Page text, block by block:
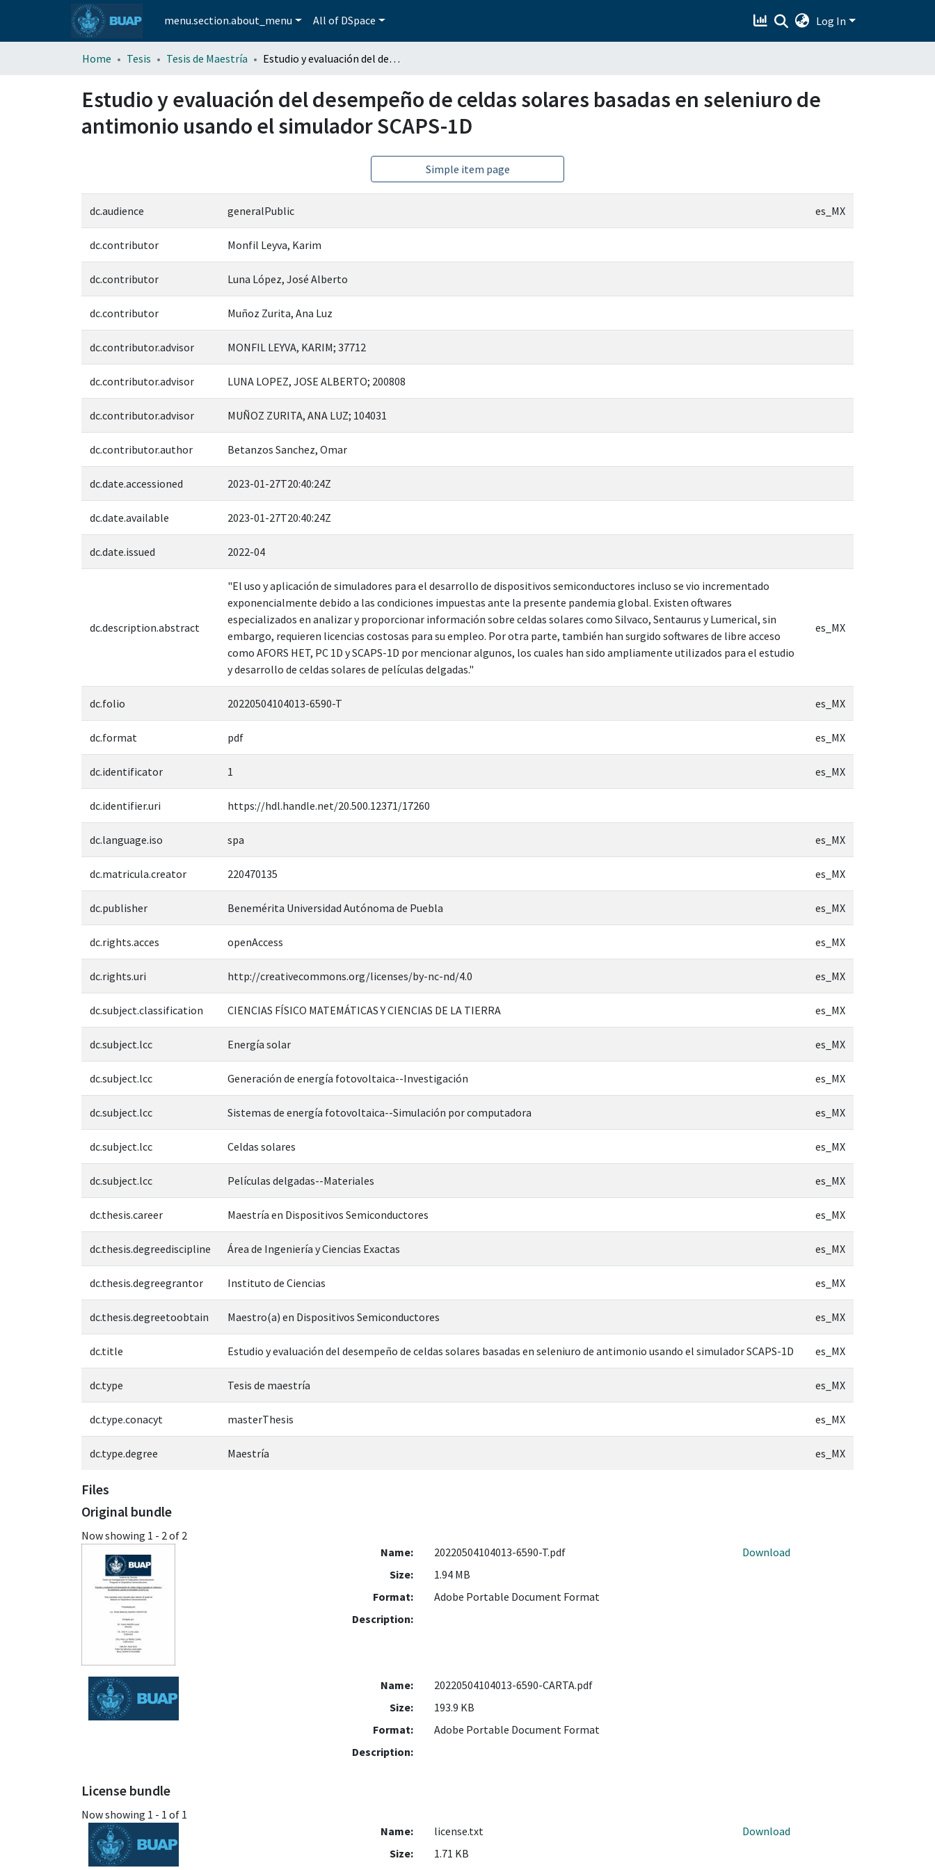
menu.section.about_menu All of DSpace Log In
Home Tesis Tesis de Maestría Estudio y evaluación del desempeño de celdas solares basadas en seleniuro de antimonio usando el simulador SCAPS-1D
Estudio y evaluación del desempeño de celdas solares basadas en seleniuro de
antimonio usando el simulador SCAPS-1D
Simple item page
dc.audience generalPublic es_MX
dc.contributor Monfil Leyva, Karim
dc.contributor Luna López, José Alberto
dc.contributor Muñoz Zurita, Ana Luz
dc.contributor.advisor MONFIL LEYVA, KARIM; 37712
dc.contributor.advisor LUNA LOPEZ, JOSE ALBERTO; 200808
dc.contributor.advisor MUÑOZ ZURITA, ANA LUZ; 104031
dc.contributor.author Betanzos Sanchez, Omar
dc.date.accessioned 2023-01-27T20:40:24Z
dc.date.available 2023-01-27T20:40:24Z
dc.date.issued 2022-04
dc.description.abstract
"El uso y aplicación de simuladores para el desarrollo de dispositivos semiconductores incluso se vio incrementado
exponencialmente debido a las condiciones impuestas ante la presente pandemia global. Existen oftwares
especializados en analizar y proporcionar información sobre celdas solares como Silvaco, Sentaurus y Lumerical, sin
embargo, requieren licencias costosas para su empleo. Por otra parte, también han surgido softwares de libre acceso
como AFORS HET, PC 1D y SCAPS-1D por mencionar algunos, los cuales han sido ampliamente utilizados para el estudio
y desarrollo de celdas solares de películas delgadas."
es_MX
dc.folio 20220504104013-6590-T es_MX
dc.format pdf es_MX
dc.identificator 1 es_MX
dc.identifier.uri https://hdl.handle.net/20.500.12371/17260
dc.language.iso spa es_MX
dc.matricula.creator 220470135 es_MX
dc.publisher Benemérita Universidad Autónoma de Puebla es_MX
dc.rights.acces openAccess es_MX
dc.rights.uri http://creativecommons.org/licenses/by-nc-nd/4.0 es_MX
dc.subject.classification CIENCIAS FÍSICO MATEMÁTICAS Y CIENCIAS DE LA TIERRA es_MX
dc.subject.lcc Energía solar es_MX
dc.subject.lcc Generación de energía fotovoltaica--Investigación es_MX
dc.subject.lcc Sistemas de energía fotovoltaica--Simulación por computadora es_MX
dc.subject.lcc Celdas solares es_MX
dc.subject.lcc Películas delgadas--Materiales es_MX
dc.thesis.career Maestría en Dispositivos Semiconductores es_MX
dc.thesis.degreediscipline Área de Ingeniería y Ciencias Exactas es_MX
dc.thesis.degreegrantor Instituto de Ciencias es_MX
dc.thesis.degreetoobtain Maestro(a) en Dispositivos Semiconductores es_MX
dc.title Estudio y evaluación del desempeño de celdas solares basadas en seleniuro de antimonio usando el simulador SCAPS-1D es_MX
dc.type Tesis de maestría es_MX
dc.type.conacyt masterThesis es_MX
dc.type.degree Maestría es_MX
Files
Original bundle
Now showing 1 - 2 of 2
Name:
20220504104013-6590-T.pdf
Size:
1.94 MB
Format:
Adobe Portable Document Format
Description:
Download
Name:
20220504104013-6590-CARTA.pdf
Size:
193.9 KB
Format:
Adobe Portable Document Format
Description:
License bundle
Now showing 1 - 1 of 1
Name:
license.txt
Size:
1.71 KB
Download